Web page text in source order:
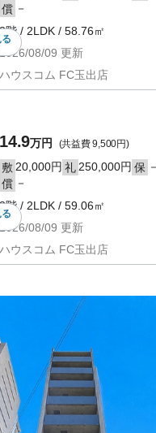
る
償 －
3階 / 2LDK / 58.76㎡
2026/08/09 更新
ハウスコム FC玉出店
る
14.9万円 (共益費 9,500円)
敷 20,000円 礼 250,000円 保 －
償 －
3階 / 2LDK / 59.06㎡
2026/08/09 更新
ハウスコム FC玉出店